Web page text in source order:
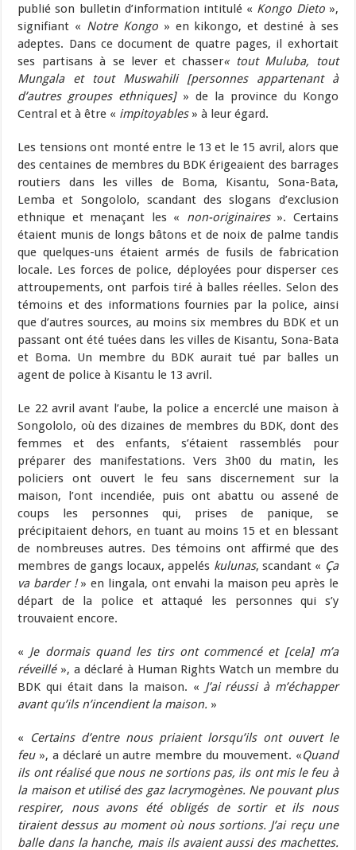
publié son bulletin d’information intitulé « Kongo Dieto »,
signifiant « Notre Kongo » en kikongo, et destiné à ses
adeptes. Dans ce document de quatre pages, il exhortait
ses partisans à se lever et chasser« tout Muluba, tout
Mungala et tout Muswahili [personnes appartenant à
d’autres groupes ethniques] » de la province du Kongo
Central et à être « impitoyables » à leur égard.
Les tensions ont monté entre le 13 et le 15 avril, alors que
des centaines de membres du BDK érigeaient des barrages
routiers dans les villes de Boma, Kisantu, Sona-Bata,
Lemba et Songololo, scandant des slogans d’exclusion
ethnique et menaçant les « non-originaires». Certains
étaient munis de longs bâtons et de noix de palme tandis
que quelques-uns étaient armés de fusils de fabrication
locale. Les forces de police, déployées pour disperser ces
attroupements, ont parfois tiré à balles réelles. Selon des
témoins et des informations fournies par la police, ainsi
que d’autres sources, au moins six membres du BDK et un
passant ont été tuées dans les villes de Kisantu, Sona-Bata
et Boma. Un membre du BDK aurait tué par balles un
agent de police à Kisantu le 13 avril.
Le 22 avril avant l’aube, la police a encerclé une maison à
Songololo, où des dizaines de membres du BDK, dont des
femmes et des enfants, s’étaient rassemblés pour
préparer des manifestations. Vers 3h00 du matin, les
policiers ont ouvert le feu sans discernement sur la
maison, l’ont incendiée, puis ont abattu ou assené de
coups les personnes qui, prises de panique, se
précipitaient dehors, en tuant au moins 15 et en blessant
de nombreuses autres. Des témoins ont affirmé que des
membres de gangs locaux, appelés kulunas, scandant « Ça
va barder !» en lingala, ont envahi la maison peu après le
départ de la police et attaqué les personnes qui s’y
trouvaient encore.
« Je dormais quand les tirs ont commencé et [cela] m’a
réveillé », a déclaré à Human Rights Watch un membre du
BDK qui était dans la maison. « J’ai réussi à m’échapper
avant qu’ils n’incendient la maison. »
« Certains d’entre nous priaient lorsqu’ils ont ouvert le
feu », a déclaré un autre membre du mouvement. «Quand
ils ont réalisé que nous ne sortions pas, ils ont mis le feu à
la maison et utilisé des gaz lacrymogènes. Ne pouvant plus
respirer, nous avons été obligés de sortir et ils nous
tiraient dessus au moment où nous sortions. J’ai reçu une
balle dans la hanche, mais ils avaient aussi des machettes.